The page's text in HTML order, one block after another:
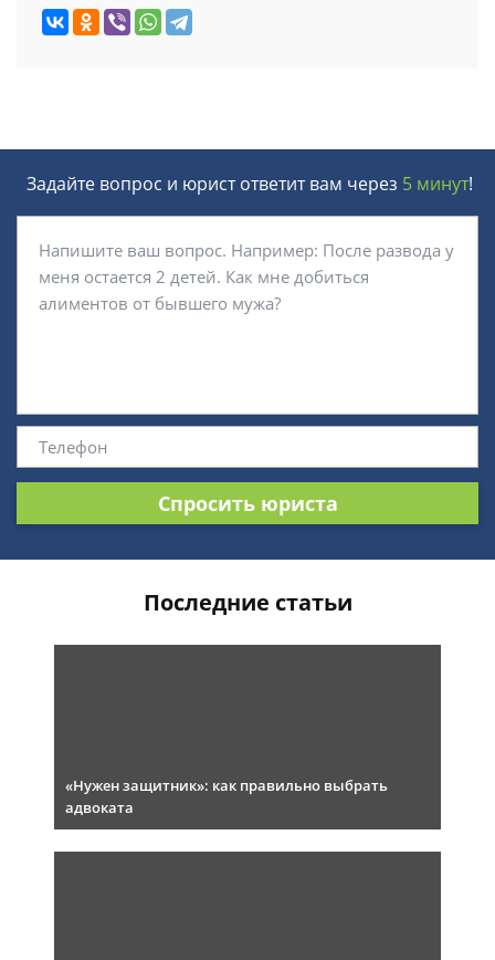
Задайте вопрос и юрист ответит вам через 5 минут!
Спросить юриста
Последние статьи
«Нужен защитник»: как правильно выбрать
адвоката